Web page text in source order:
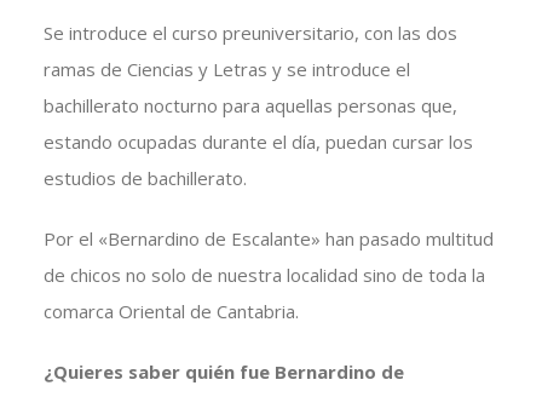
Se introduce el curso preuniversitario, con las dos
ramas de Ciencias y Letras y se introduce el
bachillerato nocturno para aquellas personas que,
estando ocupadas durante el día, puedan cursar los
estudios de bachillerato.
Por el «Bernardino de Escalante» han pasado multitud
de chicos no solo de nuestra localidad sino de toda la
comarca Oriental de Cantabria.
¿Quieres saber quién fue Bernardino de